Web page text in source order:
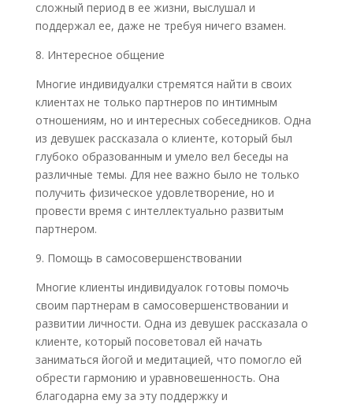
сложный период в ее жизни, выслушал и
поддержал ее, даже не требуя ничего взамен.
8. Интересное общение
Многие индивидуалки стремятся найти в своих
клиентах не только партнеров по интимным
отношениям, но и интересных собеседников. Одна
из девушек рассказала о клиенте, который был
глубоко образованным и умело вел беседы на
различные темы. Для нее важно было не только
получить физическое удовлетворение, но и
провести время с интеллектуально развитым
партнером.
9. Помощь в самосовершенствовании
Многие клиенты индивидуалок готовы помочь
своим партнерам в самосовершенствовании и
развитии личности. Одна из девушек рассказала о
клиенте, который посоветовал ей начать
заниматься йогой и медитацией, что помогло ей
обрести гармонию и уравновешенность. Она
благодарна ему за эту поддержку и